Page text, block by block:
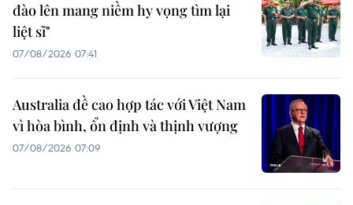
đào lên mang niềm hy vọng tìm lại
liệt sĩ"
07/08/2026 07:41
Australia đề cao hợp tác với Việt Nam
vì hòa bình, ổn định và thịnh vượng
07/08/2026 07:09